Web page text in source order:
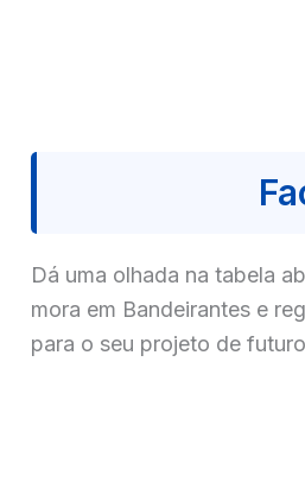
Dá uma olhada na tabela
mora em Bandeirantes e
para o seu projeto de